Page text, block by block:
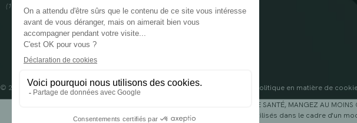
(1) Coopération pharmaceutique Française, RCS Melun 399 227 636
© 2024 OENOBIOL PARISMentions légalesConditions Générales d’Utilisation
Politique en matière de
POUR VOTRE SANTÉ, MANGEZ AU
Les complément alimentaires doivent être utilisés dans le cadre d'un